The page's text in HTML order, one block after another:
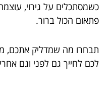
כשמסתכלים על גירוי,
פתאום הכול ברור.
תבחרו מה שמדליק אתכם,
לכם לחייך גם לפני וגם